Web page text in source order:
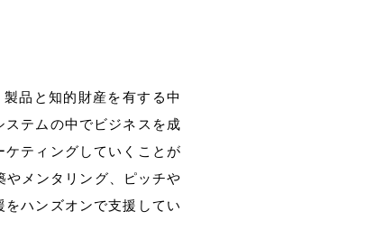
品と知的財産を有する中
テムの中でビジネスを成
ティングしていくことが
メンタリング、ピッチや
ハンズオンで支援してい